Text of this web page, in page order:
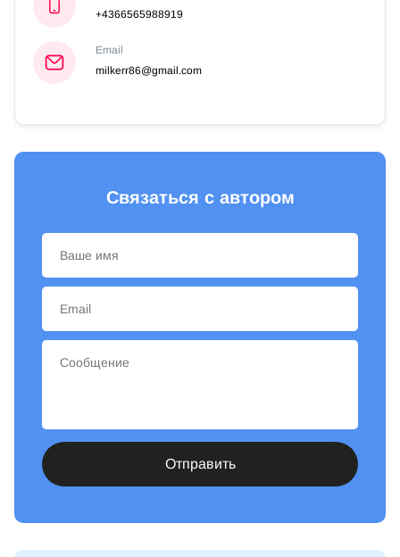
+4366565988919
Email
milkerr86@gmail.com
Связаться с автором
Отправить